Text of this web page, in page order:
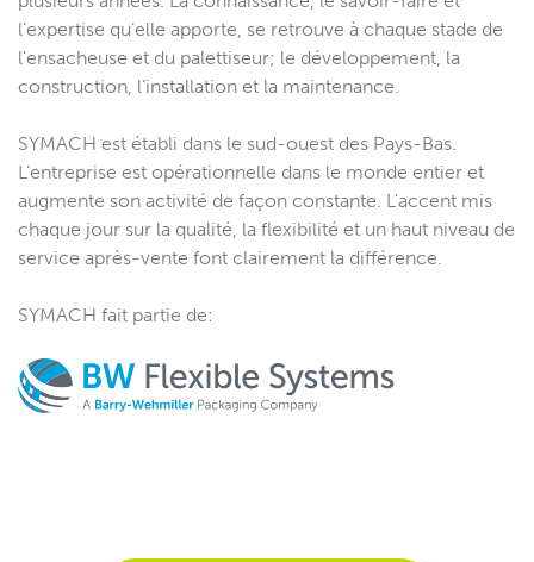
l’expertise qu’elle apporte, se retrouve à chaque stade de
l'ensacheuse et du palettiseur; le développement, la
construction, l’installation et la maintenance.
SYMACH est établi dans le sud-ouest des Pays-Bas.
L’entreprise est opérationnelle dans le monde entier et
augmente son activité de façon constante. L'accent mis
chaque jour sur la qualité, la flexibilité et un haut niveau de
service après-vente font clairement la différence.
SYMACH fait partie de: